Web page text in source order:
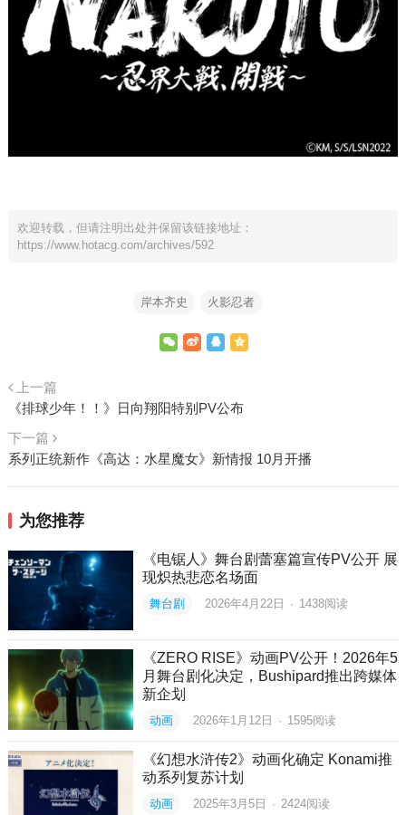
欢迎转载，但请注明出处并保留该链接地址：
https://www.hotacg.com/archives/592
岸本齐史 火影忍者
上一篇
《排球少年！！》日向翔阳特别PV公布
下一篇
系列正统新作《高达：水星魔女》新情报 10月开播
为您推荐
《电锯人》舞台剧蕾塞篇宣传PV公开 展
现炽热悲恋名场面
舞台剧 2026年4月22日 · 1438阅读
《ZERO RISE》动画PV公开！2026年5
月舞台剧化决定，Bushipard推出跨媒体
新企划
动画 2026年1月12日 · 1595阅读
《幻想水浒传2》动画化确定 Konami推
动系列复苏计划
动画 2025年3月5日 · 2424阅读